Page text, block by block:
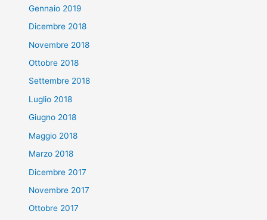
Gennaio 2019
Dicembre 2018
Novembre 2018
Ottobre 2018
Settembre 2018
Luglio 2018
Giugno 2018
Maggio 2018
Marzo 2018
Dicembre 2017
Novembre 2017
Ottobre 2017